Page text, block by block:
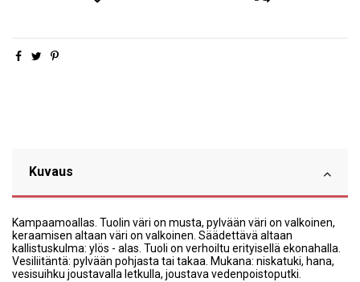
Kuvaus
Kampaamoallas. Tuolin väri on musta, pylvään väri on valkoinen,
keraamisen altaan väri on valkoinen. Säädettävä altaan
kallistuskulma: ylös - alas. Tuoli on verhoiltu erityisellä ekonahalla.
Vesiliitäntä: pylvään pohjasta tai takaa. Mukana: niskatuki, hana,
vesisuihku joustavalla letkulla, joustava vedenpoistoputki.